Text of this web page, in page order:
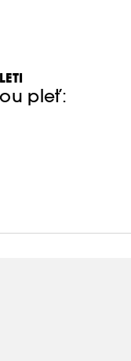
pleť:
Nic